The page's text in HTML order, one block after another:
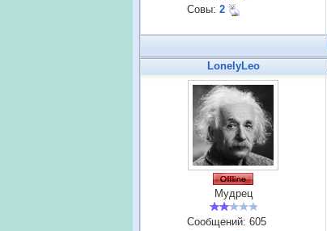
Совы: 2
LonelyLeo
Мудрец
Сообщений: 605